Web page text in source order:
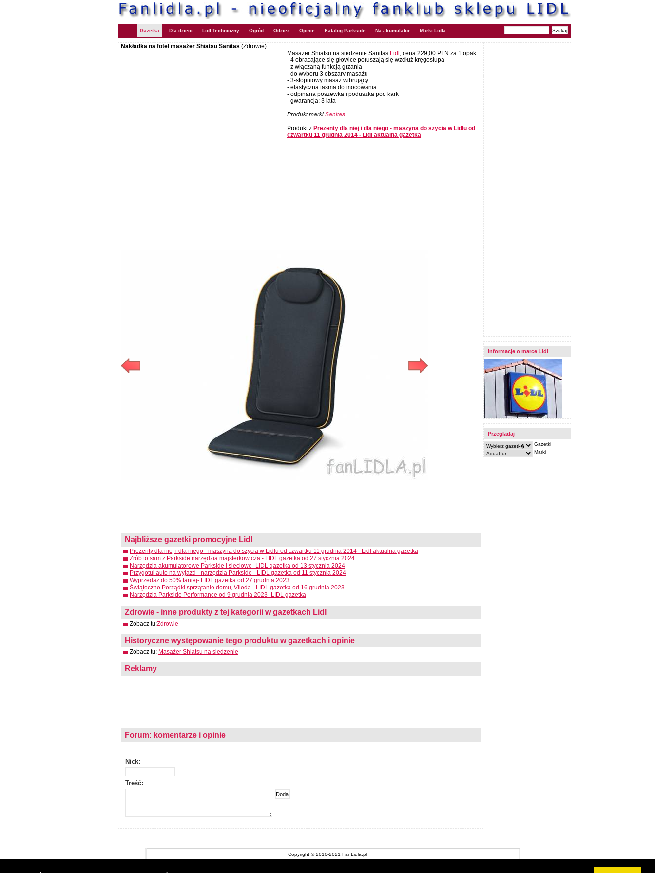
Gazetka Dla dzieci Lidl Techniczny Ogród Odzież Opinie Katalog Parkside Na akumulator Marki Lidla
Nakładka na fotel masażer Shiatsu Sanitas (Zdrowie)
Masażer Shiatsu na siedzenie Sanitas Lidl , cena 229,00 PLN za 1 opak.
- 4 obracające się głowice poruszają się wzdłuż kręgosłupa
- z włączaną funkcją grzania
- do wyboru 3 obszary masażu
- 3-stopniowy masaż wibrujący
- elastyczna taśma do mocowania
- odpinana poszewka i poduszka pod kark
- gwarancja: 3 lata
Produkt marki Sanitas
Produkt z Prezenty dla niej i dla niego - maszyna do szycia w Lidlu od
czwartku 11 grudnia 2014 - Lidl aktualna gazetka
Najbliższe gazetki promocyjne Lidl
Prezenty dla niej i dla niego - maszyna do szycia w Lidlu od czwartku 11 grudnia 2014 - Lidl aktualna gazetka
Zrób to sam z Parkside narzędzia majsterkowicza - LIDL gazetka od 27 stycznia 2024
Narzędzia akumulatorowe Parkside i sieciowe- LIDL gazetka od 13 stycznia 2024
Przygotuj auto na wyjazd - narzędzia Parkside - LIDL gazetka od 11 stycznia 2024
Wyprzedaż do 50% taniej- LIDL gazetka od 27 grudnia 2023
Świąteczne Porządki sprzątanie domu, Vileda - LIDL gazetka od 16 grudnia 2023
Narzędzia Parkside Performance od 9 grudnia 2023- LIDL gazetka
Zdrowie - inne produkty z tej kategorii w gazetkach Lidl
Zobacz tu:Zdrowie
Historyczne występowanie tego produktu w gazetkach i opinie
Zobacz tu: Masażer Shiatsu na siedzenie
Reklamy
Forum: komentarze i opinie
Nick:
Treść:
Informacje o marce Lidl
Przegladaj
Gazetki
Marki
Copyright © 2010-2021 FanLidla.pl